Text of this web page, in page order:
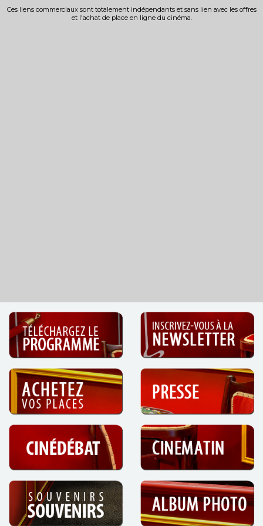
Ces liens commerciaux sont totalement indépendants et sans lien avec les offres
et l'achat de place en ligne du cinéma.